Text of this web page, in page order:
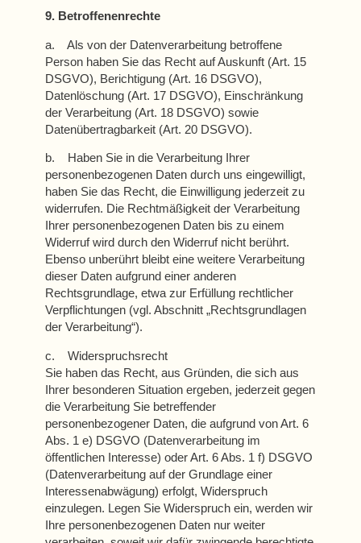
9. Betroffenenrechte
a. Als von der Datenverarbeitung betroffene
Person haben Sie das Recht auf Auskunft (Art. 15
DSGVO), Berichtigung (Art. 16 DSGVO),
Datenlöschung (Art. 17 DSGVO), Einschränkung
der Verarbeitung (Art. 18 DSGVO) sowie
Datenübertragbarkeit (Art. 20 DSGVO).
b. Haben Sie in die Verarbeitung Ihrer
personenbezogenen Daten durch uns eingewilligt,
haben Sie das Recht, die Einwilligung jederzeit zu
widerrufen. Die Rechtmäßigkeit der Verarbeitung
Ihrer personenbezogenen Daten bis zu einem
Widerruf wird durch den Widerruf nicht berührt.
Ebenso unberührt bleibt eine weitere Verarbeitung
dieser Daten aufgrund einer anderen
Rechtsgrundlage, etwa zur Erfüllung rechtlicher
Verpflichtungen (vgl. Abschnitt „Rechtsgrundlagen
der Verarbeitung“).
c. Widerspruchsrecht
Sie haben das Recht, aus Gründen, die sich aus
Ihrer besonderen Situation ergeben, jederzeit gegen
die Verarbeitung Sie betreffender
personenbezogener Daten, die aufgrund von Art. 6
Abs. 1 e) DSGVO (Datenverarbeitung im
öffentlichen Interesse) oder Art. 6 Abs. 1 f) DSGVO
(Datenverarbeitung auf der Grundlage einer
Interessenabwägung) erfolgt, Widerspruch
einzulegen. Legen Sie Widerspruch ein, werden wir
Ihre personenbezogenen Daten nur weiter